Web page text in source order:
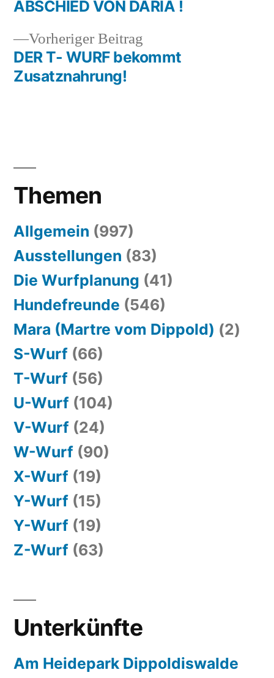
Beitragsnavigation
Vorheriger Beitrag
Beitrag:
DER T- WURF bekommt
Zusatznahrung!
Beitrag:
ABSCHIED VON DARIA !
Themen
Allgemein (997)
Ausstellungen (83)
Die Wurfplanung (41)
Hundefreunde (546)
Mara (Martre vom Dippold) (2)
S-Wurf (66)
T-Wurf (56)
U-Wurf (104)
V-Wurf (24)
W-Wurf (90)
X-Wurf (19)
Y-Wurf (15)
Y-Wurf (19)
Z-Wurf (63)
Unterkünfte
Am Heidepark Dippoldiswalde